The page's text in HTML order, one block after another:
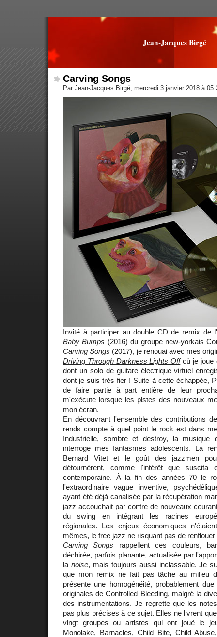
Jean-Jacques Birgé
Carving Songs
Par Jean-Jacques Birgé, mercredi 3 janvier 2018 à
Invité à participer au double CD de remix de
Baby Bumps (2016) du groupe new-yorkais
Carving Songs (2017), je renouai avec mes
Driving Through Darkness Lights Offoù je joue
dont un solo de guitare électrique virtuel
dont je suis très fier ! Suite à cette échappée,
de faire partie à part entière de leur
m'exécute lorsque les pistes des nouveaux
mon écran.
En découvrant l'ensemble des contributions
rends compte à quel point le rock est dans
Industrielle, sombre et destroy, la
interroge mes fantasmes adolescents. La
Bernard Vitet et le goût des jazzmen
détournèrent, comme l'intérêt que suscita
contemporaine. À la fin des années 70 le
l'extraordinaire vague inventive,
ayant été déjà canalisée par la récupération
jazz accouchait par contre de nouveaux
du swing en intégrant les racines
régionales. Les enjeux économiques
mêmes, le free jazz ne risquant pas de
Carving Songs rappellent ces couleurs,
déchirée, parfois planante, actualisée par
la noise, mais toujours aussi inclassable. Je
que mon remix ne fait pas tâche au milieu
présente une homogénéité, probablement
originales de Controlled Bleeding, malgré la
des instrumentations. Je regrette que les
pas plus précises à ce sujet. Elles ne livrent
vingt groupes ou artistes qui ont joué le
Monolake, Barnacles, Child Bite, Child